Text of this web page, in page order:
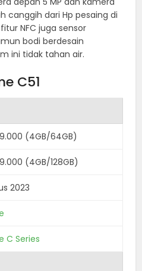
canggih dari Hp pesaing di
NFC juga sensor
bodi berdesain
ini tidak tahan air.
C51
(4GB/64GB)
(4GB/128GB)
2023
C Series